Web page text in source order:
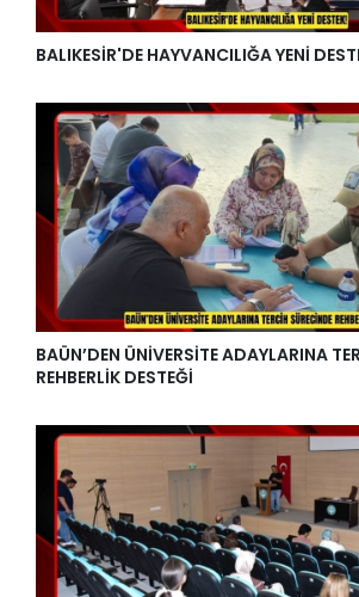
BALIKESİR'DE HAYVANCILIĞA YENİ
BAÜN’DEN ÜNİVERSİTE ADAYLARINA
REHBERLİK DESTEĞİ